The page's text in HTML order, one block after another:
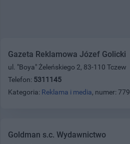
Gazeta Reklamowa Józef Golicki
ul. "Boya" Żeleńskiego 2, 83-110 Tczew
Telefon: 5311145
Kategoria: Reklama i media, numer: 779
Goldman s.c. Wydawnictwo